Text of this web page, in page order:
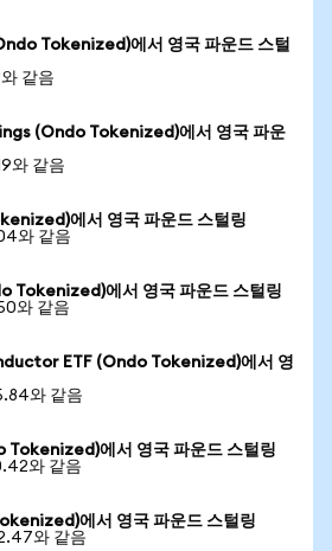
Tokenized)에서 영국 파운드 스털
같음
(Ondo Tokenized)에서 영국 파운
와 같음
에서 영국 파운드 스털링
와 같음
Tokenized)에서 영국 파운드 스털링
와 같음
ETF (Ondo Tokenized)에서 영
와 같음
Tokenized)에서 영국 파운드 스털링
와 같음
에서 영국 파운드 스털링
와 같음